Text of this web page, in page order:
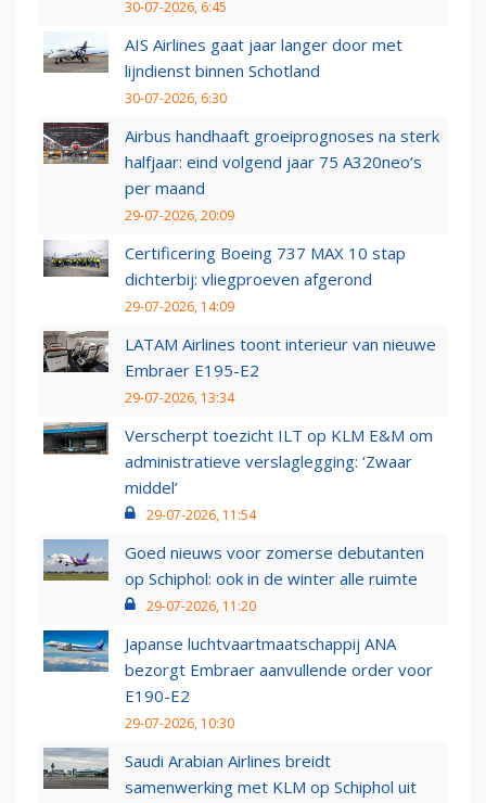
30-07-2026, 6:45
AIS Airlines gaat jaar langer door met
lijndienst binnen Schotland
30-07-2026, 6:30
Airbus handhaaft groeiprognoses na sterk
halfjaar: eind volgend jaar 75 A320neo’s
per maand
29-07-2026, 20:09
Certificering Boeing 737 MAX 10 stap
dichterbij: vliegproeven afgerond
29-07-2026, 14:09
LATAM Airlines toont interieur van nieuwe
Embraer E195-E2
29-07-2026, 13:34
Verscherpt toezicht ILT op KLM E&M om
administratieve verslaglegging: ‘Zwaar
middel’
29-07-2026, 11:54
Goed nieuws voor zomerse debutanten
op Schiphol: ook in de winter alle ruimte
29-07-2026, 11:20
Japanse luchtvaartmaatschappij ANA
bezorgt Embraer aanvullende order voor
E190-E2
29-07-2026, 10:30
Saudi Arabian Airlines breidt
samenwerking met KLM op Schiphol uit